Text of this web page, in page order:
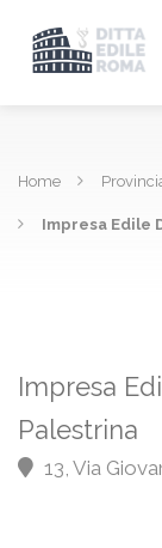
Home
Impresa Edile
Impresa
Palestrina
13, Via